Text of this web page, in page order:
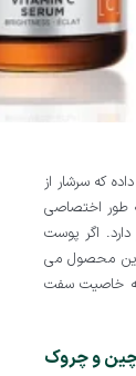
که سرشار از
طور اختصاصی
اگر پوست
این محصول می
خاصیت سفت
چین و چروک